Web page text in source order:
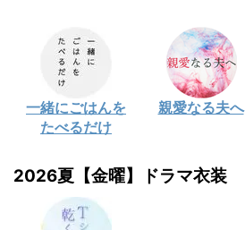
一緒にごはんを
たべるだけ
親愛なる夫へ
2026夏【金曜】ドラマ衣装